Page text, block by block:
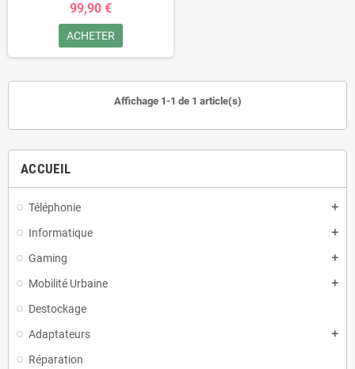
ACCUEIL
Téléphonie add
Informatique add
Gaming add
Mobilité Urbaine add
Destockage
Adaptateurs
add
Réparation
99,90 €
ACHETER
Affichage 1-1 de 1 article(s)